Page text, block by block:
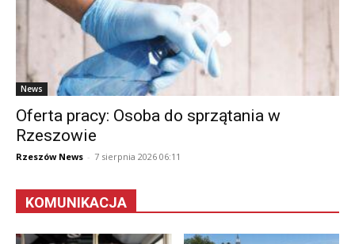
News
Oferta pracy: Osoba do sprzątania w
Rzeszowie
Rzeszów News - 7 sierpnia 2026 06:11
KOMUNIKACJA